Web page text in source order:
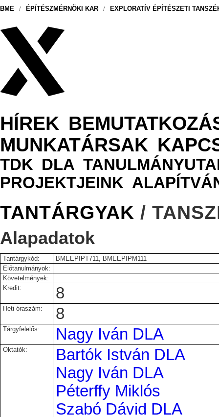
BME / ÉPÍTÉSZMÉRNÖKI KAR / EXPLORATÍV ÉPÍTÉSZETI
HÍREK
MUNKATÁRSAK
TDK DLA
PROJEKTJEINK
TANTÁRGYAK /
Alapadatok
Tantárgykód:
BMEEPIPT711, BMEEPIPM111
Előtanulmányok:
Követelmények:
Kredit:
8
Heti óraszám: 8
Tárgyfelelős: Nagy Iván DLA
Oktatók:
Bartók István DLA
Nagy Iván DLA
Péterffy Miklós
Szabó Dávid DLA